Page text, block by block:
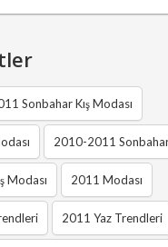
Sonbahar Kış Modası
2010-2011 Sonbahar
Modası 2011 Modası
2011 Yaz Trendleri